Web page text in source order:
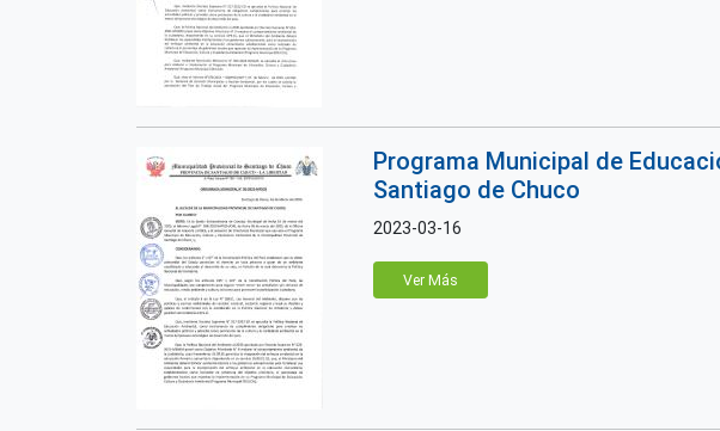
Programa Municipal de
Santiago de Chuco
2023-03-16
Ver Más